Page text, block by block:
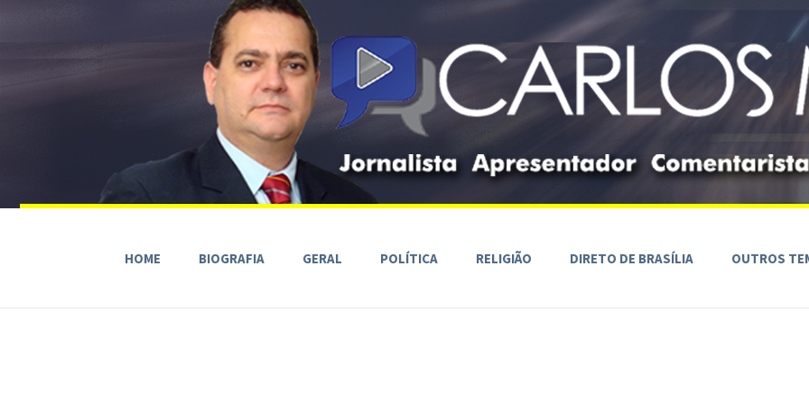
HOME BIOGRAFIA GERAL POLÍTICA RELIGIÃO DIRETO DE BRASÍLIA OUTROS